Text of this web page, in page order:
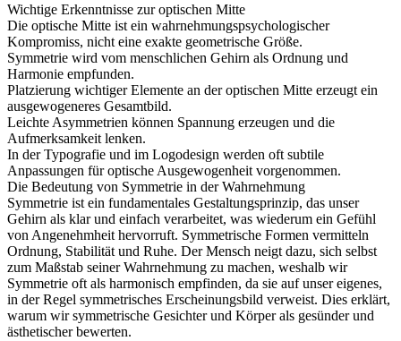
Wichtige Erkenntnisse zur optischen Mitte
Die optische Mitte ist ein wahrnehmungspsychologischer
Kompromiss, nicht eine exakte geometrische Größe.
Symmetrie wird vom menschlichen Gehirn als Ordnung und
Harmonie empfunden.
Platzierung wichtiger Elemente an der optischen Mitte erzeugt ein
ausgewogeneres Gesamtbild.
Leichte Asymmetrien können Spannung erzeugen und die
Aufmerksamkeit lenken.
In der Typografie und im Logodesign werden oft subtile
Anpassungen für optische Ausgewogenheit vorgenommen.
Die Bedeutung von Symmetrie in der Wahrnehmung
Symmetrie ist ein fundamentales Gestaltungsprinzip, das unser
Gehirn als klar und einfach verarbeitet, was wiederum ein Gefühl
von Angenehmheit hervorruft. Symmetrische Formen vermitteln
Ordnung, Stabilität und Ruhe. Der Mensch neigt dazu, sich selbst
zum Maßstab seiner Wahrnehmung zu machen, weshalb wir
Symmetrie oft als harmonisch empfinden, da sie auf unser eigenes,
in der Regel symmetrisches Erscheinungsbild verweist. Dies erklärt,
warum wir symmetrische Gesichter und Körper als gesünder und
ästhetischer bewerten.